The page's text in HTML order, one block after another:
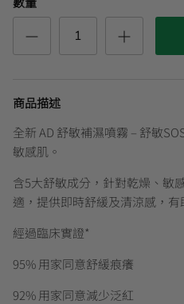
商品描述
全新 AD 舒敏補濕噴霧 – 舒敏
敏感肌。
含5大舒敏成分，針對乾燥、敏
適，提供即時舒緩及清涼感，有
經過臨床實證*
95% 用家同意舒緩痕癢
92% 用家同意減少泛紅